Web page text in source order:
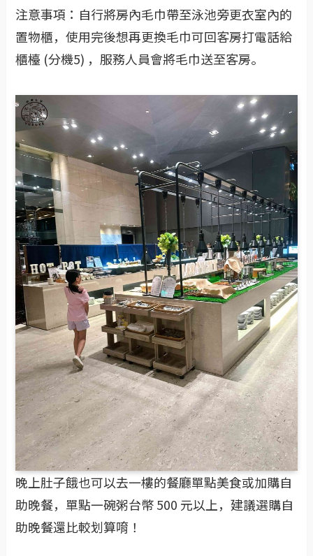
注意事項：自行將房內毛巾帶至泳池旁更衣室內的
置物櫃，使用完後想再更換毛巾可回客房打電話給
櫃檯 (分機5) ，服務人員會將毛巾送至客房。
晚上肚子餓也可以去一樓的餐廳單點美食或加購自
助晚餐，單點一碗粥台幣 500 元以上，建議選購自
助晚餐還比較划算唷！